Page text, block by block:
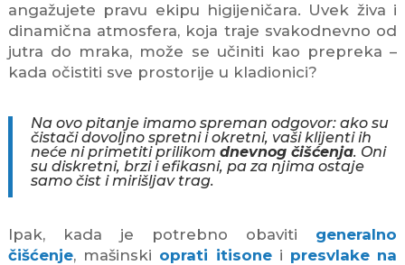
angažujete pravu ekipu higijeničara. Uvek živa i
dinamična atmosfera, koja traje svakodnevno od
jutra do mraka, može se učiniti kao prepreka –
kada očistiti sve prostorije u kladionici?
Na ovo pitanje imamo spreman odgovor: ako su
čistači dovoljno spretni i okretni, vaši klijenti ih
neće ni primetiti prilikom dnevnog čišćenja. Oni
su diskretni, brzi i efikasni, pa za njima ostaje
samo čist i mirišljav trag.
Ipak, kada je potrebno obaviti generalno
čišćenje, mašinski oprati itisonei presvlake na